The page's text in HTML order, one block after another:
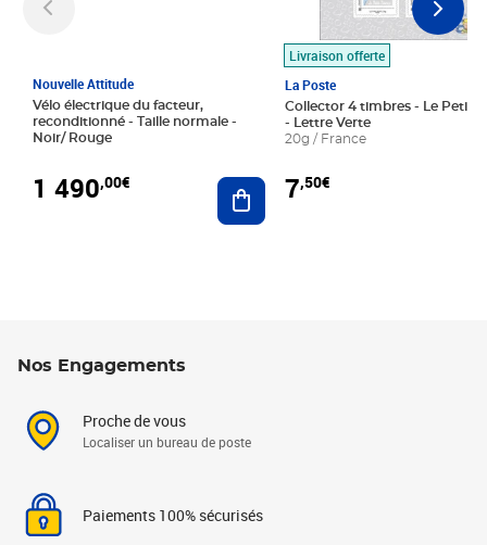
Nouvelle Attitude
Vélo électrique du facteur,
reconditionné - Taille normale -
Noir/ Rouge
1 490,00€ Ajouter au panier
Livraison offerte
La Poste
Collector 4 timbres - Le Petit
- Lettre Verte
20g / France
7,50€
Nos Engagements
Proche de vous
Localiser un bureau de poste
Paiements 100% sécurisés